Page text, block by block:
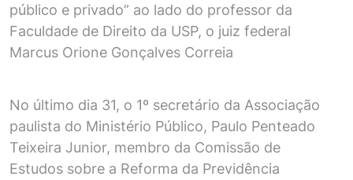
público e privado” ao lado do professor da
Faculdade de Direito da USP, o juiz federal
Marcus Orione Gonçalves Correia
No último dia 31, o 1º secretário da Associação
paulista do Ministério Público, Paulo Penteado
Teixeira Junior, membro da Comissão de
Estudos sobre a Reforma da Previdência